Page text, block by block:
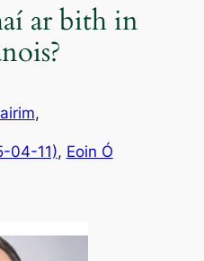
ar bith in
,
04-11), Eoin Ó